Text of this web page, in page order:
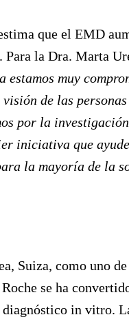
que el EMD
Para la Dra. Marta
estamos muy
de las
por la
iniciativa que
la mayoría de la
Suiza, como uno
se ha
in vitro.